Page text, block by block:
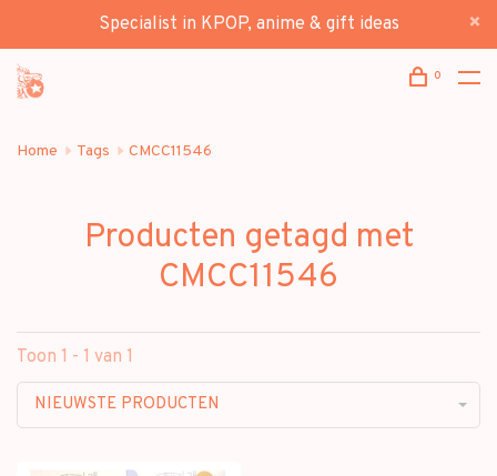
Specialist in KPOP, anime & gift ideas
0
Home Tags CMCC11546
Producten getagd met
CMCC11546
Toon 1 - 1 van 1
NIEUWSTE PRODUCTEN